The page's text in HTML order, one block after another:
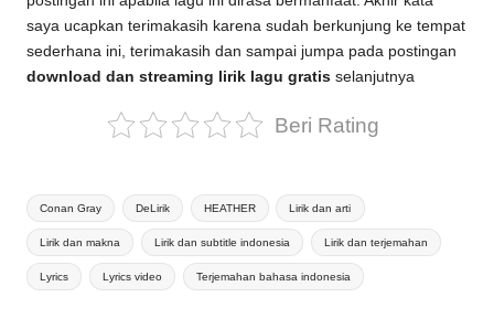
saya ucapkan terimakasih karena sudah berkunjung ke tempat
sederhana ini, terimakasih dan sampai jumpa pada postingan
download dan streaming lirik lagu gratis selanjutnya
Beri Rating
Tags:
Conan Gray DeLirik HEATHER Lirik dan arti
Lirik dan makna Lirik dan subtitle indonesia Lirik dan terjemahan
Lyrics Lyrics video Terjemahan bahasa indonesia